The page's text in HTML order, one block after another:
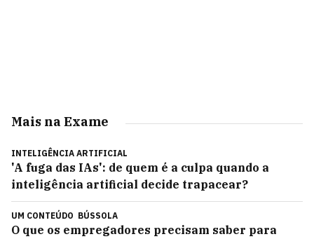
Mais na Exame
INTELIGÊNCIA ARTIFICIAL
'A fuga das IAs': de quem é a culpa quando a
inteligência artificial decide trapacear?
UM CONTEÚDO BÚSSOLA
O que os empregadores precisam saber para